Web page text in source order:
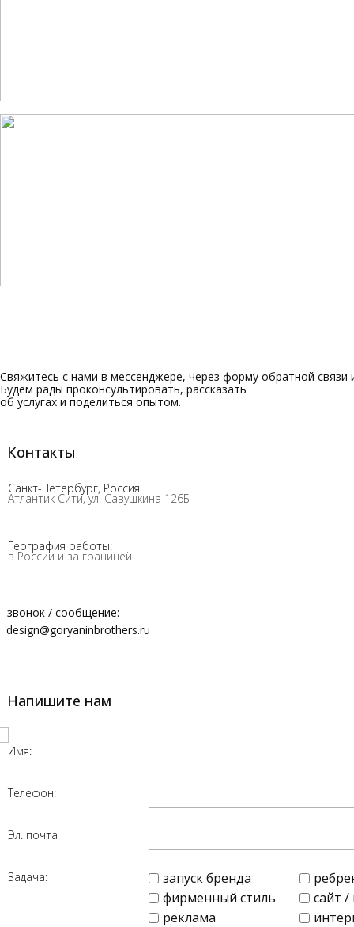
Свяжитесь с нами в мессенджере, через форму обратной связи
Будем рады проконсультировать, рассказать
об услугах и поделиться опытом.
Напишите нам
Контакты
Санкт-Петербург, Россия
Атлантик Сити, ул. Савушкина 126Б
География работы:
в России и за границей
звонок / сообщение:
design@goryaninbrothers.ru
Имя:
Телефон:
Эл. почта
Задача: запуск бренда
фирменный стиль
сайт
реклама